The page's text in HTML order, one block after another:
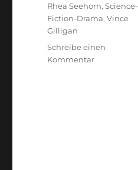
Rhea Seehorn,Science-
Fiction-Drama,Vince
Gilligan
Schreibe einen
Kommentarzu